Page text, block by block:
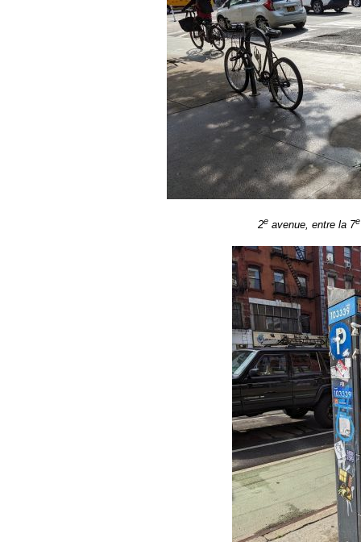
2eavenue, entre la 7e